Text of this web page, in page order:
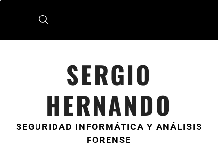
MenÃº
SERGIO
HERNANDO
SEGURIDAD INFORMÁTICA Y ANÁLISIS
FORENSE